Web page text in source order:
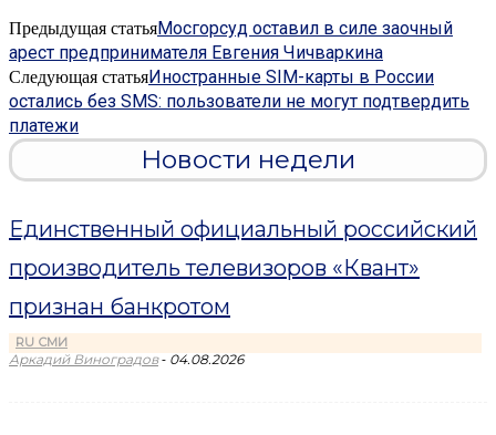
Предыдущая статьяМосгорсуд оставил в силе заочный
арест предпринимателя Евгения Чичваркина
Следующая статьяИностранные SIM-карты в России
остались без SMS: пользователи не могут подтвердить
платежи
Новости недели
Единственный официальный российский
производитель телевизоров «Квант»
признан банкротом
RU СМИ
Аркадий Виноградов - 04.08.2026